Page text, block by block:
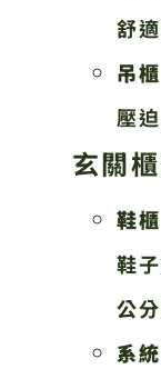
舒
吊櫃
壓
玄關
鞋櫃
鞋
公
系